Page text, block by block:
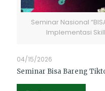
Seminar Nasional
Implementasi
04/15/2026
Seminar Bisa Bareng